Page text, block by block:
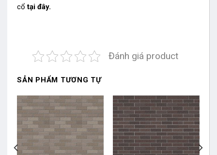
cổ tại đây.
Đánh giá product
SẢN PHẨM TƯƠNG TỰ